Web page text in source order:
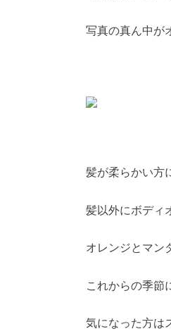
写真の真ん中が
髪が柔らかい方
髪以外にボディ
オレンジとマン
これからの季
気になった方は